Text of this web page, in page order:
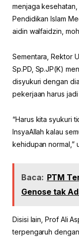
menjaga
Pendidikan Islam
aidin walfaidzin,
Sementara, Rektor
Sp.PD, Sp.JP(K)
disyukuri dengan
pekerjaan harus
“Harus kita syukuri
InsyaAllah kalau
kehidupan normal,”
Baca: PTM
Genose tak
Disisi lain, Prof Ali
terpengaruh